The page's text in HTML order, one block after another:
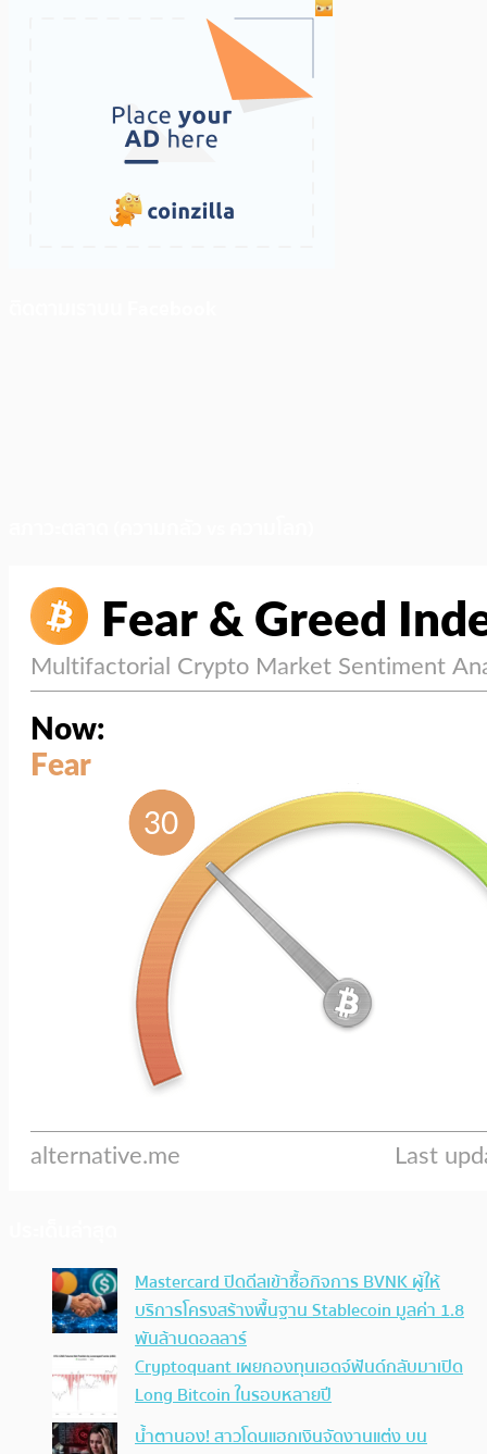
Mastercard ปิดดีลเข้าซื้อกิจการ BVNK ผู้ให้
บริการโครงสร้างพื้นฐาน Stablecoin มูลค่า 1.8
พันล้านดอลลาร์
Cryptoquant เผยกองทุนเฮดจ์ฟันด์กลับมาเปิด
Long Bitcoin ในรอบหลายปี
น้ำตานอง! สาวโดนแฮกเงินจัดงานแต่ง บน